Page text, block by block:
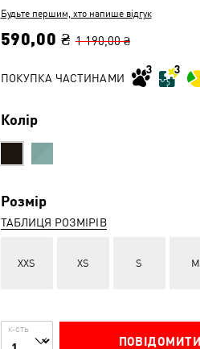
Будьте першим, хто напише відгук
590,00 ₴ 1 190,00 ₴
ПОКУПКА ЧАСТИНАМИ
Колір
Розмір
ТАБЛИЦЯ РОЗМІРІВ
XXS XS S M
К-СТЬ